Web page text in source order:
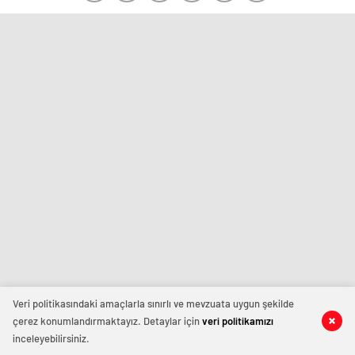
Veri politikasındaki amaçlarla sınırlı ve mevzuata uygun şekilde
çerez konumlandırmaktayız. Detaylar içinveri politikamızı
inceleyebilirsiniz.